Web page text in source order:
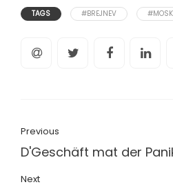
TAGS #BREJNEV
Previous
D'Geschäft mat der
Next